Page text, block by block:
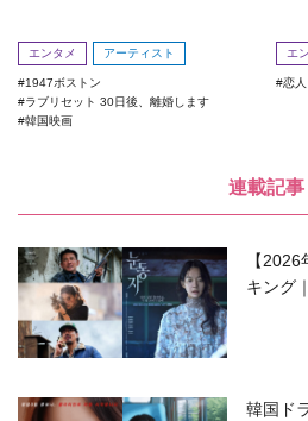
エンタメ アーティスト
1947ボストン
ラブリセット 30日後、離婚します
韓国映画
エ
恋人
連載記事
【
キング
韓国ド